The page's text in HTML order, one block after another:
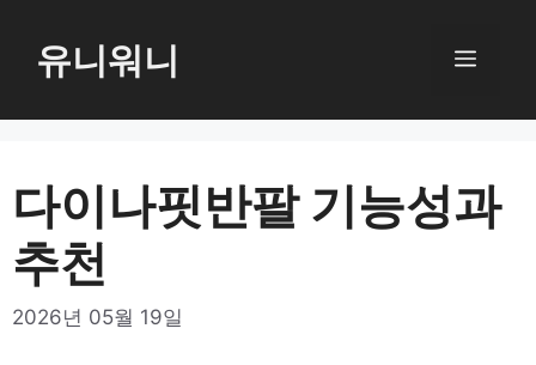
로
너
뛰
유니워니 메
다이나핏반팔 기능성과
추천
2026년 05월 19일